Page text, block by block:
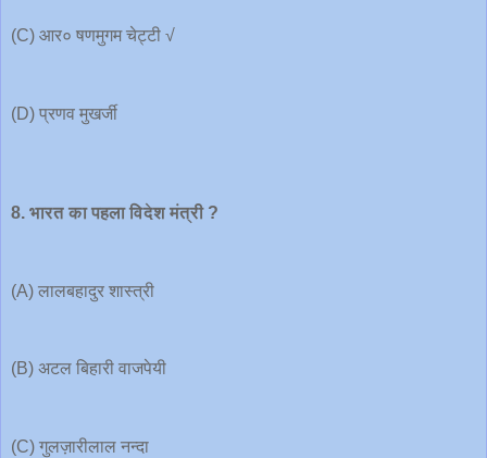
(C) आर० षणमुगम चेट्टी √
(D) प्रणव मुखर्जी
8. भारत का पहला विदेश मंत्री?
(A) लालबहादुर शास्त्री
(B) अटल बिहारी वाजपेयी
(C) गुलज़ारीलाल नन्दा